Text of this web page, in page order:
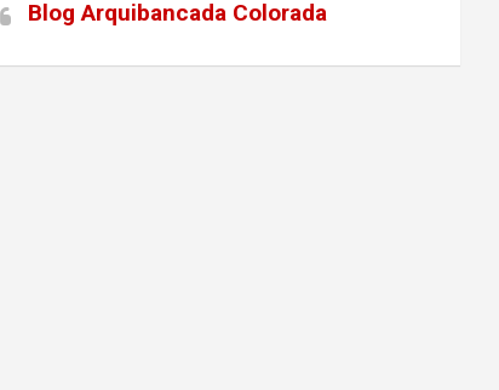
Blog Arquibancada Colorada